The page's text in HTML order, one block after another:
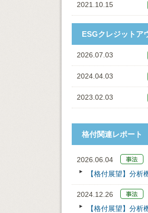
2021.10.15
ESGクレジットア
2026.07.03
2024.04.03
2023.02.03
格付関連レポート
2026.06.04
【格付展望】分析
2024.12.26
【格付展望】分析